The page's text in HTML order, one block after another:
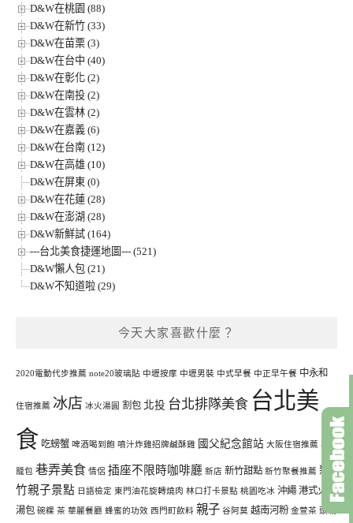
D&W在桃園 (88)
D&W在新竹 (33)
D&W在苗栗 (3)
D&W在台中 (40)
D&W在彰化 (2)
D&W在南投 (2)
D&W在雲林 (2)
D&W在嘉義 (6)
D&W在台南 (12)
D&W在高雄 (10)
D&W在屏東 (0)
D&W在花蓮 (28)
D&W在澎湖 (28)
D&W新鮮試 (164)
---台北美食捷運地圖--- (521)
D&W懶人包 (21)
D&W不知道啦 (29)
今天大家喜歡什麼？
2020電動代步推薦 note20玻璃貼 中壢按摩 中壢男裝 中式早餐 中正早午餐 中永和
住宿推薦 冰店 冰火湯圓 割包 北投 台北排隊美食 台北美
食 吃螃蟹 啤酒喝到飽 噴汁炸雞招牌鹹酥雞 國父紀念館站 大阪住宿推薦 小
籠包 巷弄美食 情侶 插座不限時咖啡廳 新店 新竹甜點 新竹聚餐推薦 新
竹親子景點 日語檢定 東門油花旋轉燒肉 林口打卡景點 桃園吃冰 沖繩 港式火鍋
湯包 碗粿 茶 華麗餐廳 蜂蜜的功效 西門町飲料 親子 谷阿莫 越南河粉 金萱茶 頭城